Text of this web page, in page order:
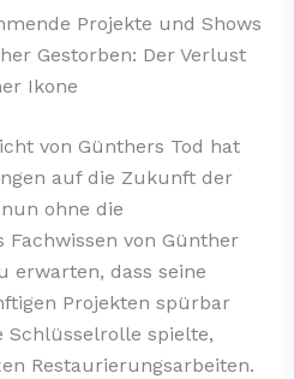
Projekte und Shows
Gestorben: Der Verlust
Ikone
von Günthers Tod hat
auf die Zukunft der
ohne die
von Günther
erwarten, dass seine
Projekten spürbar
Schlüsselrolle spielte,
Restaurierungsarbeiten.